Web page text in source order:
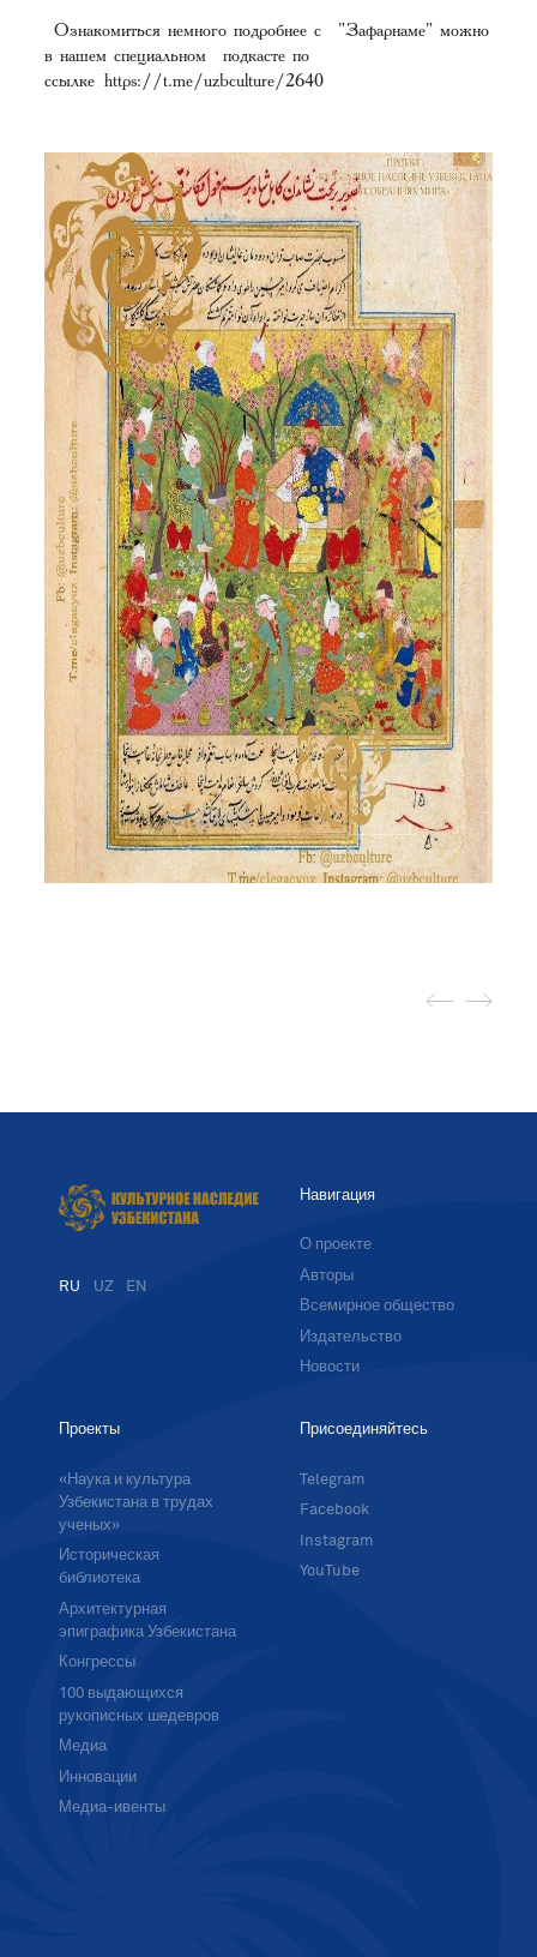
Ознакомиться немного подробнее с "Зафарнаме" можно
в нашем специальном подкасте по
ссылкеhttps://t.me/uzbculture/2640
RU UZ EN
Навигация
О проекте
Авторы
Всемирное общество
Издательство
Новости
Проекты
«Наука и культура
Узбекистана в трудах
ученых»
Историческая
библиотека
Архитектурная
эпиграфика Узбекистана
Конгрессы
100 выдающихся
рукописных шедевров
Медиа
Инновации
Медиа-ивенты
Присоединяйтесь
Telegram
Facebook
Instagram
YouTube